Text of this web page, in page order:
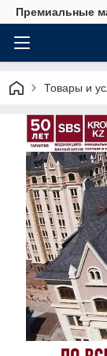
Премиальные
Товары и